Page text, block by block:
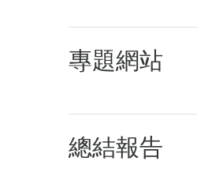
專題網站
總結報告